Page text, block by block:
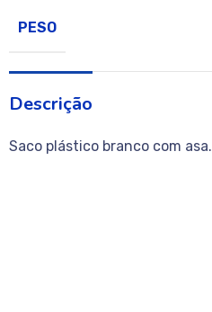
PESO
Descrição
Saco plástico branco com asa.